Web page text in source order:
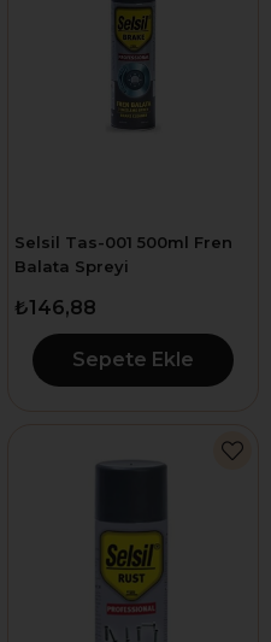
Selsil Tas-001 500ml Fren
Balata Spreyi
₺146,88
Sepete Ekle